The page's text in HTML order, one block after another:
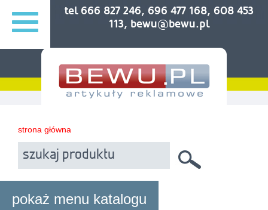
tel 666 827 246, 696 477 168, 608 453
113, bewu@bewu.pl
strona główna
pokaż menu katalogu